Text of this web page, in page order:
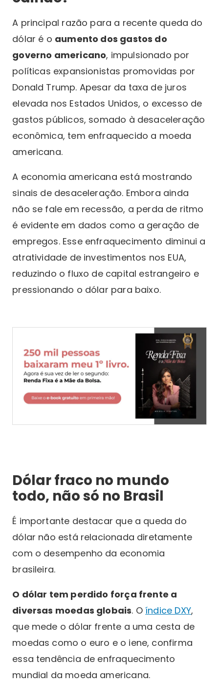
A principal razão para a recente queda do
dólar é o aumento dos gastos do
governo americano, impulsionado por
políticas expansionistas promovidas por
Donald Trump. Apesar da taxa de juros
elevada nos Estados Unidos, o excesso de
gastos públicos, somado à desaceleração
econômica, tem enfraquecido a moeda
americana.
A economia americana está mostrando
sinais de desaceleração. Embora ainda
não se fale em recessão, a perda de ritmo
é evidente em dados como a geração de
empregos. Esse enfraquecimento diminui a
atratividade de investimentos nos EUA,
reduzindo o fluxo de capital estrangeiro e
pressionando o dólar para baixo.
Dólar fraco no mundo
todo, não só no Brasil
É importante destacar que a queda do
dólar não está relacionada diretamente
com o desempenho da economia
brasileira.
O dólar tem perdido força frente a
diversas moedas globais. Oíndice DXY,
que mede o dólar frente a uma cesta de
moedas como o euro e o iene, confirma
essa tendência de enfraquecimento
mundial da moeda americana.